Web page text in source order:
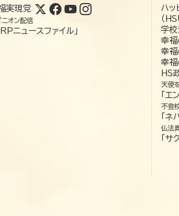
実現党
ニオン配信
ニュースファイル」
ハッ
（
学
幸
幸
幸
HS
天使
「エ
不登
「ネ
仏法
「サ